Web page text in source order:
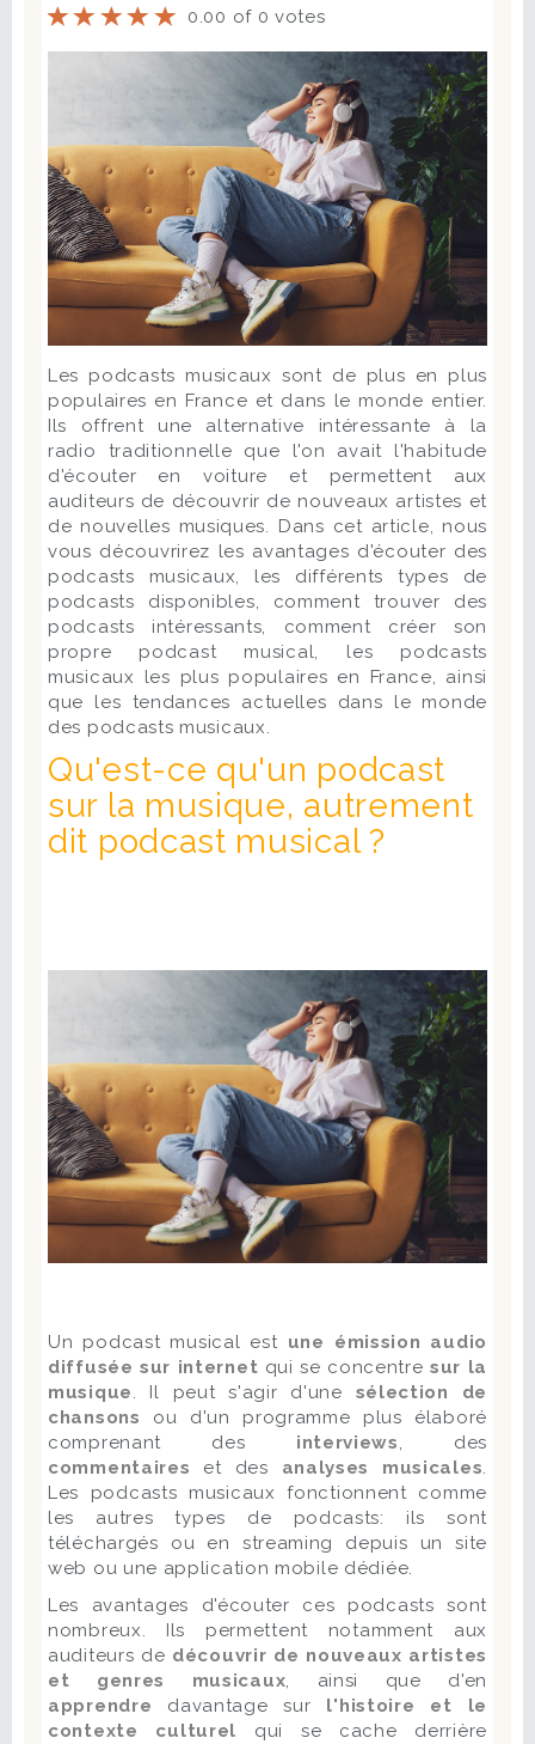
0.00 of 0 votes
Les podcasts musicaux sont de plus en plus
populaires en France et dans le monde entier.
Ils offrent une alternative intéressante à la
radio traditionnelle que l'on avait l'habitude
d'écouter en voiture et permettent aux
auditeurs de découvrir de nouveaux artistes et
de nouvelles musiques. Dans cet article, nous
vous découvrirez les avantages d'écouter des
podcasts musicaux, les différents types de
podcasts disponibles, comment trouver des
podcasts intéressants, comment créer son
propre podcast musical, les podcasts
musicaux les plus populaires en France, ainsi
que les tendances actuelles dans le monde
des podcasts musicaux.
Qu'est-ce qu'un podcast
sur la musique, autrement
dit podcast musical ?
Un podcast musical est une émission audio
diffusée sur internet qui se concentresur la
musique. Il peut s'agir d'une sélection de
chansons ou d'un programme plus élaboré
comprenant des interviews, des
commentaires et des analyses musicales.
Les podcasts musicaux fonctionnent comme
les autres types de podcasts: ils sont
téléchargés ou en streaming depuis un site
web ou une application mobile dédiée.
Les avantages d'écouter ces podcasts sont
nombreux. Ils permettent notamment aux
auditeurs de découvrir de nouveaux artistes
et genres musicaux, ainsi que d'en
apprendre davantage sur l'histoire et le
contexte culturel qui se cache derrière